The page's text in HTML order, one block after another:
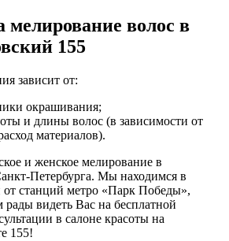
мелирование волос в
155
зависит от:
окрашивания;
и длины волос (в зависимости от
материалов).
и женское мелирование в
Петербурга. Мы находимся в
от станций метро «Парк Победы»,
рады видеть Вас на бесплатной
в салоне красоты на
155!